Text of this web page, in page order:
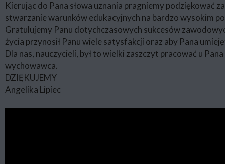
Kierując do Pana słowa uznania pragniemy podziękować
stwarzanie warunków edukacyjnych na bardzo wysokim
Gratulujemy Panu dotychczasowych sukcesów
życia przynosił Panu wiele satysfakcji oraz aby Pana
Dla nas, nauczycieli, był to wielki zaszczyt pracować u
wychowawca.
DZIĘKUJEMY
Angelika Lipiec